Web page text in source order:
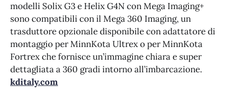
modelli Solix G3 e Helix G4N con Mega Imaging+
sono compatibili con il Mega 360 Imaging, un
trasduttore opzionale disponibile con adattatore di
montaggio per MinnKota Ultrex o per MinnKota
Fortrex che fornisce un’immagine chiara e super
dettagliata a 360 gradi intorno all’imbarcazione.
kditaly.com